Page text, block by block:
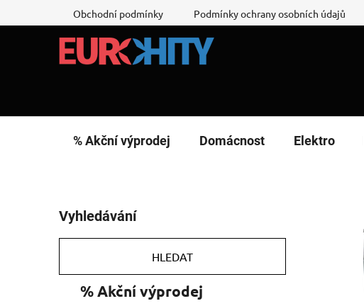
na
Obchodní podmínky Podmínky ochrany osobních údajů
% Akční výprodej Domácnost Elektro
o
s
r
Vyhledávání
HLEDAT
kategorie
% Akční výprodej